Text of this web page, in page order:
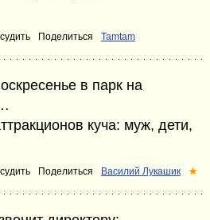
Поделиться Tamtam
в парк на
куча: муж, дети,
Поделиться Василий Лукашик ★